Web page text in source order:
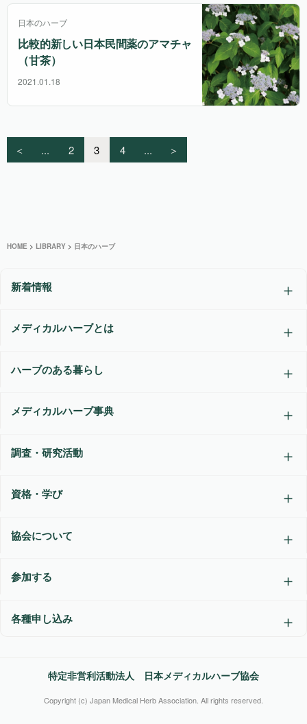
日本のハーブ
比較的新しい日本民間薬のアマチャ
（甘茶）
2021.01.18
＜ ... 2 3 4 ... ＞
HOME > LIBRARY > 日本のハーブ
新着情報
メディカルハーブとは
ハーブのある暮らし
メディカルハーブ事典
調査・研究活動
資格・学び
協会について
参加する
各種申し込み
特定非営利活動法人 日本メディカルハーブ協会
Copyright (c) Japan Medical Herb Association. All rights reserved.